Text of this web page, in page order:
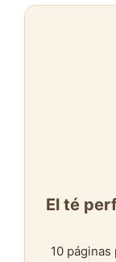
El té
10